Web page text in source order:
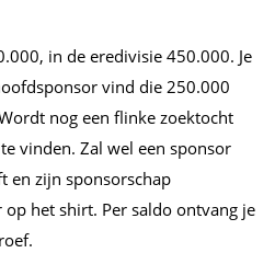
in de eredivisie 450.000. Je
vind die 250.000
nog een flinke zoektocht
vinden. Zal wel een sponsor
en zijn sponsorschap
het shirt. Per saldo ontvang je